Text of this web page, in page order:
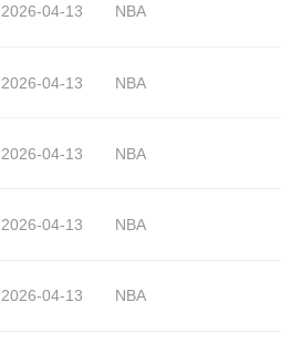
2026-04-13 NBA
2026-04-13 NBA
2026-04-13 NBA
2026-04-13 NBA
2026-04-13 NBA